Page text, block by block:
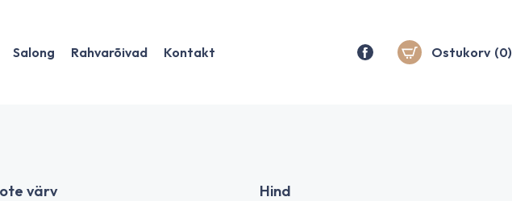
Salong Rahvarõivad Kontakt Ostukorv (0)
värv Hind